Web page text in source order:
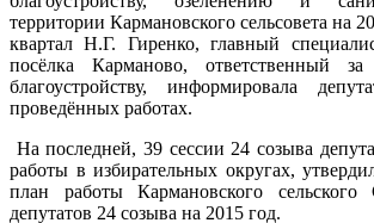
территории Кармановского сельсовета на
квартал Н.Г. Гиренко, главный
посёлка Карманово, ответственный
благоустройству, информировала
проведённых работах.
На последней, 39 сессии 24 созыва
работы в избирательных округах,
план работы Кармановского сельского
депутатов 24 созыва на 2015 год.